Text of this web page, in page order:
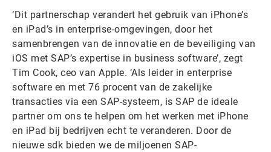
‘Dit partnerschap verandert het gebruik van iPhone’s
en iPad’s in enterprise-omgevingen, door het
samenbrengen van de innovatie en de beveiliging van
iOS met SAP’s expertise in business software’, zegt
Tim Cook, ceo van Apple. ‘Als leider in enterprise
software en met 76 procent van de zakelijke
transacties via een SAP-systeem, is SAP de ideale
partner om ons te helpen om het werken met iPhone
en iPad bij bedrijven echt te veranderen. Door de
nieuwe sdk bieden we de miljoenen SAP-